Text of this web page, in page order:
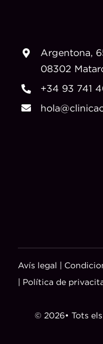
Argentona,
08302
+34 93 741
© 2026• Tots
Avís legal
Política de